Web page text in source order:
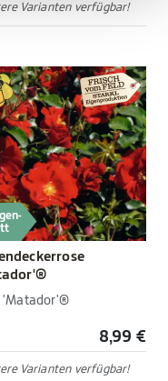
Varianten verfügbar!
'Matador'®
8,99 €
Varianten verfügbar!